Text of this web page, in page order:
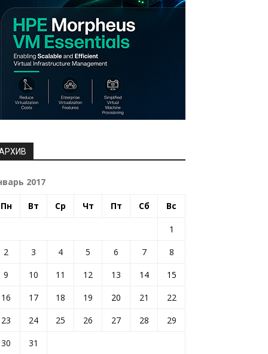
2017
Пн Вт Ср Чт Пт Сб Вс
1
2
3 4 5 6 7
8
9
10 11 12 13 14
15
16
17 18 19 20 21
22
23
24 25 26 27 28
29
30
31